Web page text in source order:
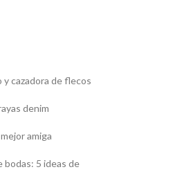
cazadora de flecos
denim
amiga
bodas: 5 ideas de